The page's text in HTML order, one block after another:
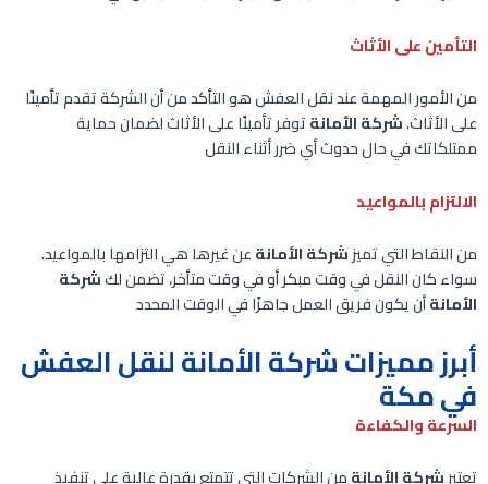
التأمين على الأثاث
من الأمور المهمة عند نقل العفش هو التأكد من أن الشركة تقدم تأمينًا
على الأثاث.شركة الأمانةتوفر تأمينًا على الأثاث لضمان حماية
ممتلكاتك في حال حدوث أي ضرر أثناء النقل
الالتزام بالمواعيد
من النقاط التي تميزشركة الأمانةعن غيرها هي التزامها بالمواعيد.
سواء كان النقل في وقت مبكر أو في وقت متأخر، تضمن لكشركة
الأمانةأن يكون فريق العمل جاهزًا في الوقت المحدد
أبرز مميزات شركة الأمانة لنقل العفش
في مكة
السرعة والكفاءة
تعتبرشركة الأمانةمن الشركات التي تتمتع بقدرة عالية على تنفيذ